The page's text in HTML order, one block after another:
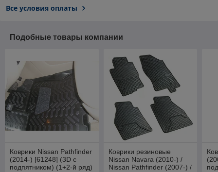
Все условия оплаты
Подобные товары компании
Коврики Nissan Pathfinder
(2014-) [61248] (3D с
подпятником) (1+2-й ряд)
Коврики резиновые
Nissan Navara (2010-) /
Nissan Pathfinder (2007-) /